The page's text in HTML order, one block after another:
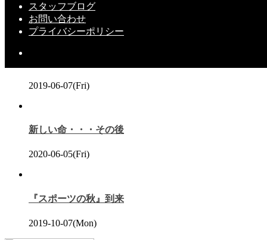
スタッフブログ
お問い合わせ
プライバシーポリシー
こちらの記事もどうぞ
2019-06-07(Fri)
新しい命・・・その後
2020-06-05(Fri)
『スポーツの秋』到来
2019-10-07(Mon)